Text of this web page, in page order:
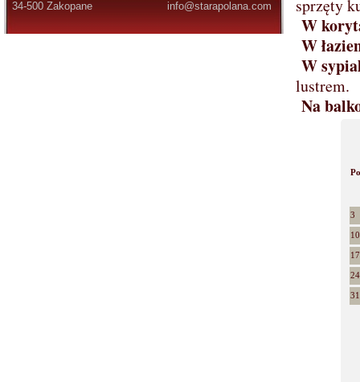
34-500 Zakopane
info@starapolana.com
sprzęty
W
W
W
lustrem.
Na
Po
3
10
17
24
31